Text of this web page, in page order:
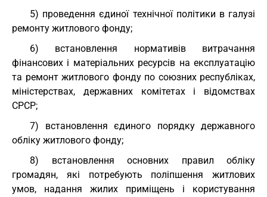
5) проведення єдиної технічної політики в галузі
ремонту житлового фонду;
6) встановлення нормативів витрачання
фінансових і матеріальних ресурсів на експлуатацію
та ремонт житлового фонду по союзних республіках,
міністерствах, державних комітетах і відомствах
СРСР;
7) встановлення єдиного порядку державного
обліку житлового фонду;
8) встановлення основних правил обліку
громадян, які потребують поліпшення житлових
умов, надання жилих приміщень і користування